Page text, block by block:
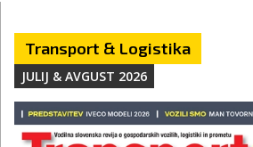
Transport & Logistika
JULIJ & AVGUST 2026